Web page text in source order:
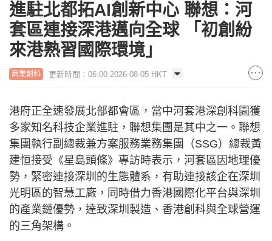
進駐北都拓AI創新中心 聯想：河
套區連接深港邁向全球 「初創紛
來港熟習國際環境」
商業創科 更新時間：06:00 2026-08-05 HKT
港府正全速發展北部都會區，當中河套港深創科園獲
多家知名科技企業進駐，聯想集團是其中之一。聯想
集團執行副總裁兼方案服務業務集團（SSG）總裁黃
建恒接受《星島頭條》專訪時表示，河套區因地理優
勢，緊密連接深圳的生態體系，有助連接該企在深圳
光明區的智慧工廠，同時借力香港國際化平台與深圳
的產業鏈優勢，達致深圳製造、香港創科與全球營運
的三角架構。